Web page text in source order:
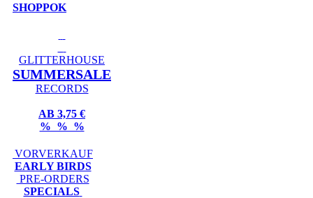
SHOPPOK
GLITTERHOUSE
SUMMERSALE
RECORDS
AB 3,75 €
% % %
VORVERKAUF
EARLY BIRDS
PRE-ORDERS
SPECIALS